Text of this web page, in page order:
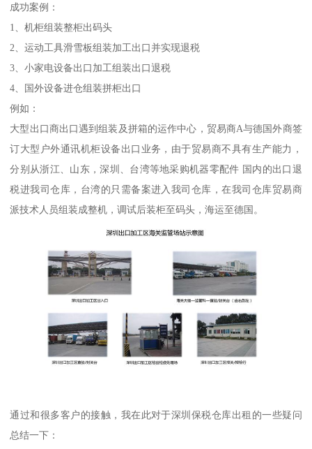
成功案例：
1、机柜组装整柜出码头
2、运动工具滑雪板组装加工出口并实现退税
3、小家电设备出口加工组装出口退税
4、国外设备进仓组装拼柜出口
例如：
大型出口商出口遇到组装及拼箱的运作中心，贸易商A与德国外商签
订大型户外通讯机柜设备出口业务，由于贸易商不具有生产能力，
分别从浙江、山东，深圳、台湾等地采购机器零配件 国内的出口退
税进我司仓库，台湾的只需备案进入我司仓库，在我司仓库贸易商
派技术人员组装成整机，调试后装柜至码头，海运至德国。
通过和很多客户的接触，我在此对于深圳保税仓库出租的一些疑问
总结一下：